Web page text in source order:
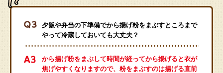
夕飯や弁当の下準備でから揚げ粉をまぶすところまで
やって冷蔵しておいても大丈夫？
から揚げ粉をまぶして時間が経ってから揚げると衣が
焦げやすくなりますので、粉をまぶすのは揚げる直前